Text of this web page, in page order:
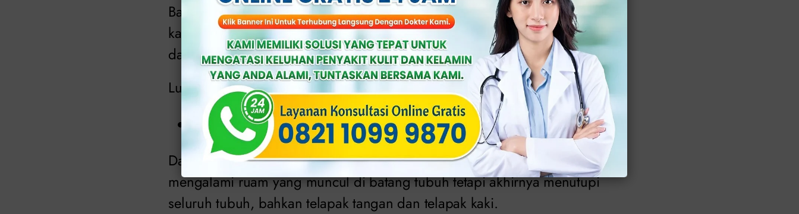
Banyak orang yang menderita penyakit sifilis tidak memperhatikanchancre
karena biasanya tidak menimbulkan rasa sakit dan mungkin tersembunyi di
dalam vagina atau rektum.
Luka akan sembuh dengan sendirinya dalam waktu 3 hingga 6 minggu.
Tahap sekunder
Dalam beberapa minggu setelah penyembuhanchancre asli, mungkin
mengalami ruam yang muncul di batang tubuh tetapi akhirnya menutupi
seluruh tubuh, bahkan telapak tangan dan telapak kaki.